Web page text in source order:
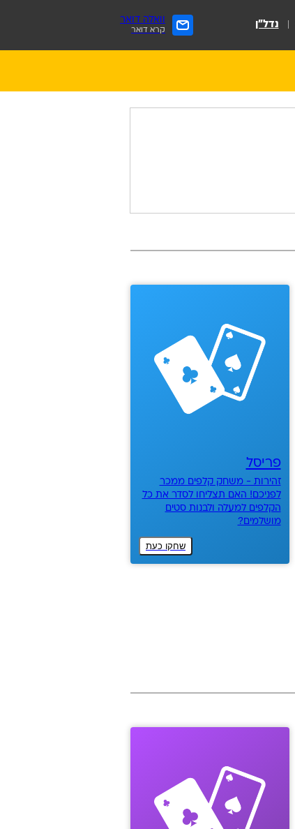
וואלה דואר
קרא דואר
נדל״ן
פריסל
זהירות - משחק קלפים ממכר
לפניכם! האם תצליחו לסדר את כל
הקלפים למעלה ולבנות סטים
מושלמים?
שחקו כעת